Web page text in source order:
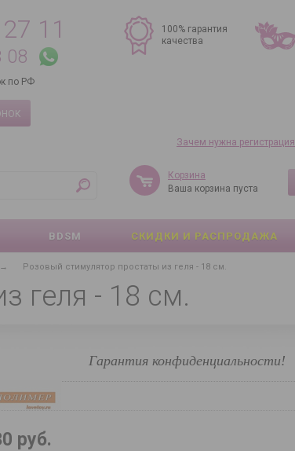
11
08
по РФ
100% гарантия
качества
Зачем нужна регистрация
Корзина
Ваша корзина пуста
BDSM СКИДКИ И РАСПРОДАЖА
→ Розовый стимулятор простаты из геля - 18 см.
геля - 18 см.
Гарантия конфиденциальности!
руб.